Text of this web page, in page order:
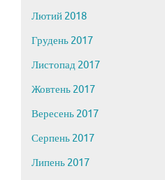
Лютий 2018
Грудень 2017
Листопад 2017
Жовтень 2017
Вересень 2017
Серпень 2017
Липень 2017